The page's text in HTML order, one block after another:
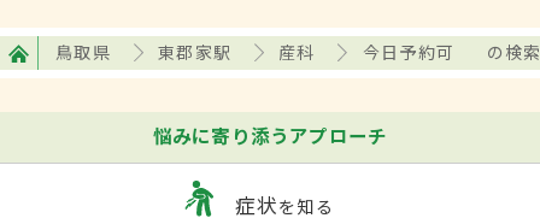
鳥取県 東郡家駅 産科 今日予約可 の検
悩みに寄り添うアプローチ
症状を知る